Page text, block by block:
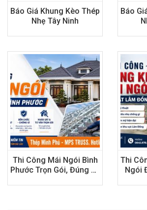
Báo Giá Khung Kèo Thép
Nhẹ Tây Ninh
Báo
Thi Công Mái Ngói Bình
Phước Trọn Gói, Đúng Kỹ
Thi
Ngói